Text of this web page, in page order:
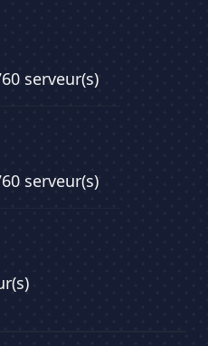
serveur(s)
serveur(s)